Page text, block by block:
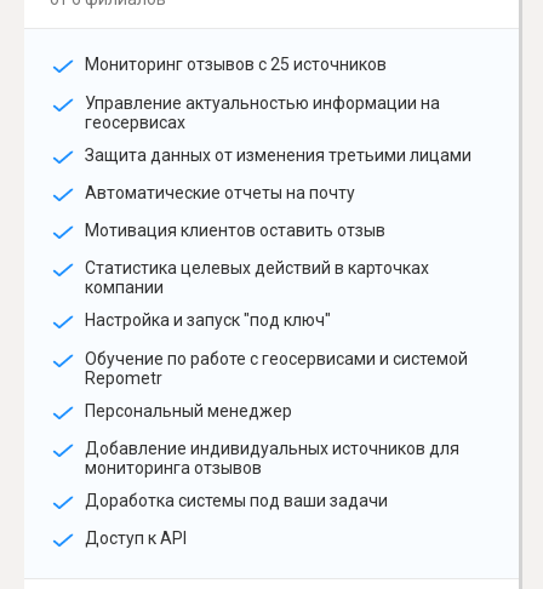
Мониторинг отзывов с 25 источников
Управление актуальностью информации на
геосервисах
Защита данных от изменения третьими лицами
Автоматические отчеты на почту
Мотивация клиентов оставить отзыв
Статистика целевых действий в карточках
компании
Настройка и запуск "под ключ"
Обучение по работе с геосервисами и системой
Repometr
Персональный менеджер
Добавление индивидуальных источников для
мониторинга отзывов
Доработка системы под ваши задачи
Доступ к API